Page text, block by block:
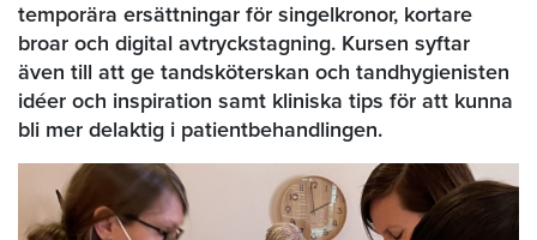
temporära ersättningar för singelkronor, kortare
broar och digital avtryckstagning. Kursen syftar
även till att ge tandsköterskan och tandhygienisten
idéer och inspiration samt kliniska tips för att kunna
bli mer delaktig i patientbehandlingen.